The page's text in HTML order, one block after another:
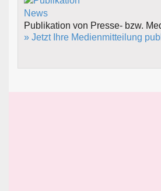
Publikation von Presse- bzw.
» Jetzt Ihre Medienmitteilung